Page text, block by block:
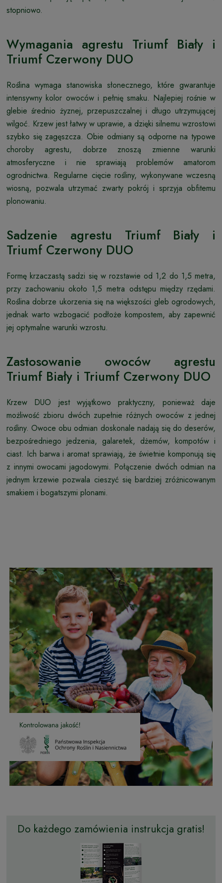
stopniowo.
Wymagania agrestu Triumf Biały i
Triumf Czerwony DUO
Roślina wymaga stanowiska słonecznego, które gwarantuje
intensywny kolor owoców i pełnię smaku. Najlepiej rośnie w
glebie średnio żyznej, przepuszczalnej i długo utrzymującej
wilgoć. Krzew jest łatwy w uprawie, a dzięki silnemu wzrostowi
szybko się zagęszcza. Obie odmiany są odporne na typowe
choroby agrestu, dobrze znoszą zmienne warunki
atmosferyczne i nie sprawiają problemów amatorom
ogrodnictwa. Regularne cięcie rośliny, wykonywane wczesną
wiosną, pozwala utrzymać zwarty pokrój i sprzyja obfitemu
plonowaniu.
Sadzenie agrestu Triumf Biały i
Triumf Czerwony DUO
Formę krzaczastą sadzi się w rozstawie od 1,2 do 1,5 metra,
przy zachowaniu około 1,5 metra odstępu między rzędami.
Roślina dobrze ukorzenia się na większości gleb ogrodowych,
jednak warto wzbogacić podłoże kompostem, aby zapewnić
jej optymalne warunki wzrostu.
Zastosowanie owoców agrestu
Triumf Biały i Triumf Czerwony DUO
Krzew DUO jest wyjątkowo praktyczny, ponieważ daje
możliwość zbioru dwóch zupełnie różnych owoców z jednej
rośliny. Owoce obu odmian doskonale nadają się do deserów,
bezpośredniego jedzenia, galaretek, dżemów, kompotów i
ciast. Ich barwa i aromat sprawiają, że świetnie komponują się
z innymi owocami jagodowymi. Połączenie dwóch odmian na
jednym krzewie pozwala cieszyć się bardziej zróżnicowanym
smakiem i bogatszymi plonami.
Do każdego zamówienia instrukcja gratis!